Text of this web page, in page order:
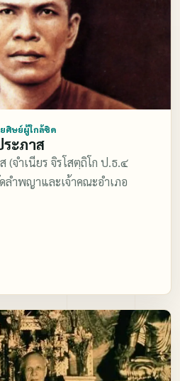
ยศิษย์ผู้ใกล้ชิด
ะภาส
(จำเนียร จิรโสตฺถิโก ป.ธ.๔
ลำพญาและเจ้าคณะอำเภอ